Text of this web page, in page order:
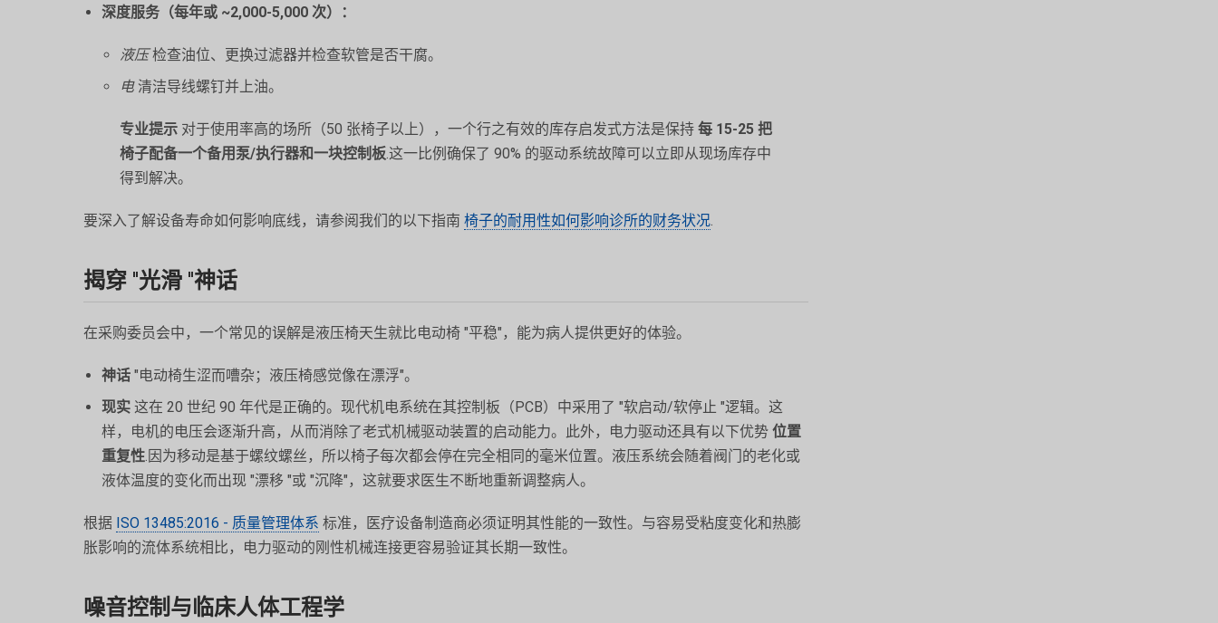
深度服务（每年或 ~2,000-5,000 次）：
液压检查油位、更换过滤器并检查软管是否干腐。
电清洁导线螺钉并上油。
专业提示 对于使用率高的场所（50 张椅子以上），一个行之有效的库存启发式方法是保持 每 15-25 把
椅子配备一个备用泵/执行器和一块控制板.这一比例确保了 90% 的驱动系统故障可以立即从现场库存中
得到解决。
要深入了解设备寿命如何影响底线，请参阅我们的以下指南 椅子的耐用性如何影响诊所的财务状况.
揭穿 "光滑 "神话
在采购委员会中，一个常见的误解是液压椅天生就比电动椅 "平稳"，能为病人提供更好的体验。
神话 "电动椅生涩而嘈杂；液压椅感觉像在漂浮"。
现实 这在 20 世纪 90 年代是正确的。现代机电系统在其控制板（PCB）中采用了 "软启动/软停止 "逻辑。这
样，电机的电压会逐渐升高，从而消除了老式机械驱动装置的启动能力。此外，电力驱动还具有以下优势 位置
重复性.因为移动是基于螺纹螺丝，所以椅子每次都会停在完全相同的毫米位置。液压系统会随着阀门的老化或
液体温度的变化而出现 "漂移 "或 "沉降"，这就要求医生不断地重新调整病人。
根据 ISO 13485:2016 - 质量管理体系 标准，医疗设备制造商必须证明其性能的一致性。与容易受粘度变化和热膨
胀影响的流体系统相比，电力驱动的刚性机械连接更容易验证其长期一致性。
噪音控制与临床人体工程学